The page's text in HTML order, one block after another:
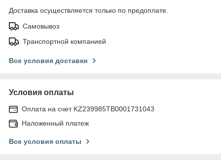
Доставка осуществляется только по предоплате.
Самовывоз
Транспортной компанией
Все условия доставки
Условия оплаты
Оплата на счет KZ239985TB0001731043
Наложенный платеж
Все условия оплаты